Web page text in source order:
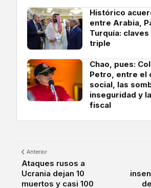
Histórico
entre Arabia,
Turquía:
triple
Chao, pues:
Petro, entre el
social, las
inseguridad y
fiscal
Anterior
Ataques rusos a
Ucrania dejan 10
muertos y casi 100